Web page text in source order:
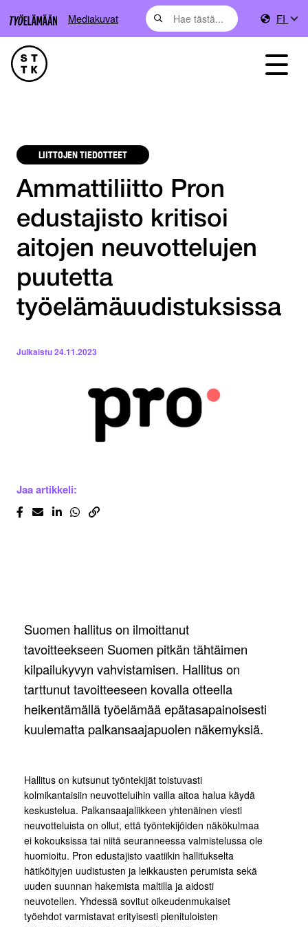
Mediakuvat FI
LIITTOJEN TIEDOTTEET
Ammattiliitto Pron
edustajisto kritisoi
aitojen neuvottelujen
puutetta
työelämäuudistuksissa
Julkaistu24.11.2023
Jaa artikkeli:
Suomen hallitus on ilmoittanut
tavoitteekseen Suomen pitkän tähtäimen
kilpailukyvyn vahvistamisen. Hallitus on
tarttunut tavoitteeseen kovalla otteella
heikentämällä työelämää epätasapainoisesti
kuulematta palkansaajapuolen näkemyksiä.
Hallitus on kutsunut työntekijät toistuvasti
kolmikantaisiin neuvotteluihin vailla aitoa halua käydä
keskustelua. Palkansaajaliikkeen yhtenäinen viesti
neuvotteluista on ollut, että työntekijöiden näkökulmaa
ei kokouksissa tai niitä seuranneessa valmistelussa ole
huomioitu. Pron edustajisto vaatiikin hallitukselta
hätiköityjen uudistusten ja leikkausten perumista sekä
uuden suunnan hakemista maltilla ja aidosti
neuvotellen. Yhdessä sovitut oikeudenmukaiset
työehdot varmistavat erityisesti pienituloisten